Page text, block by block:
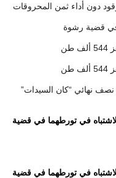
دون أداء ثمن المحروقات
في قضية رشوة
نصف نهائي “كان السيدات”
في تورطهما في قضية
في تورطهما في قضية